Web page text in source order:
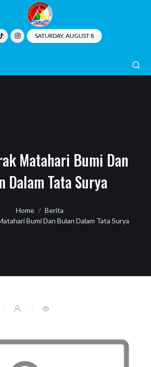
SATURDAY, AUGUST 8
Matahari Bumi Dan
Dalam Tata Surya
Home
Berita
Bumi Dan Bulan Dalam Tata Surya